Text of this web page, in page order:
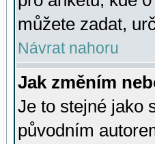
můžete zadat,
Návrat nahoru
Jak změním
Je to stejné jako
původním